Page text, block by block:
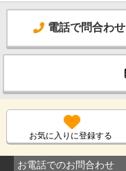
電話で問合わせ
お気に入りに登録する
お電話でのお問合わせ